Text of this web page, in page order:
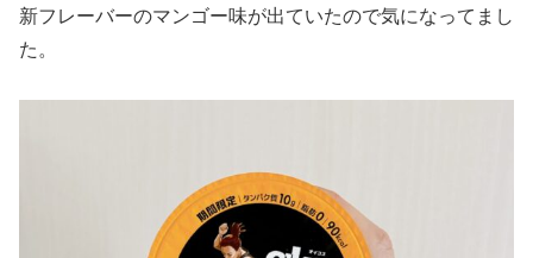
新フレーバーのマンゴー味が出ていたので気になってまし
た。